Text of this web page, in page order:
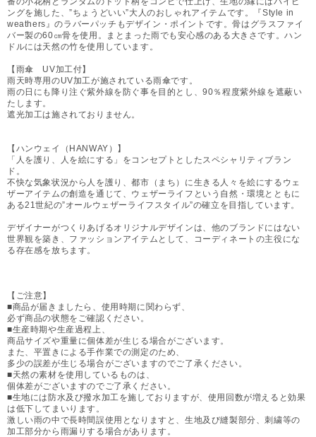
ングを施した、”ちょうどいい”大人のおしゃれアイテムです。『Style in
weathers』のラバーパッチもデザイン・ポイントです。骨はグラスファイ
バー製の60㎝骨を使用。まとまった雨でも安心感のある大きさです。ハン
ドルには天然の竹を使用しています。
【雨傘 UV加工付】
雨天時専用のUV加工が施されている雨傘です。
雨の日にも降り注ぐ紫外線を防ぐ事を目的とし、90％程度紫外線を遮蔽い
たします。
遮光加工は施されておりません。
【ハンウェイ（HANWAY）】
「人を護り、人を絵にする」をコンセプトとしたスペシャリティブラン
ド。
不快な気象状況から人を護り、都市（まち）に生きる人々を絵にするウェ
ザーアイテムの創造を通じて、ウェザーライフという自然・環境とともに
ある21世紀の”オールウェザーライフスタイル”の確立を目指しています。
デザイナーがつくりあげるオリジナルデザインは、他のブランドにはない
世界観を築き、ファッションアイテムとして、コーディネートの主役にな
る存在感を放ちます。
【ご注意】
■商品が届きましたら、使用時期に関わらず、
必ず商品の状態をご確認ください。
■生産時期や生産過程上、
商品サイズや重量に個体差が生じる場合がございます。
また、平置きによる手作業での測定のため、
多少の誤差が生じる場合がございますのでご了承ください。
■天然の素材を使用しているものは、
個体差がございますのでご了承ください。
■生地には防水及び撥水加工を施しておりますが、使用回数が増えると効果
は低下してまいります。
激しい雨の中で長時間誤使用となりますと、生地及び縫製部分、刺繍等の
加工部分から雨漏りする場合があります。